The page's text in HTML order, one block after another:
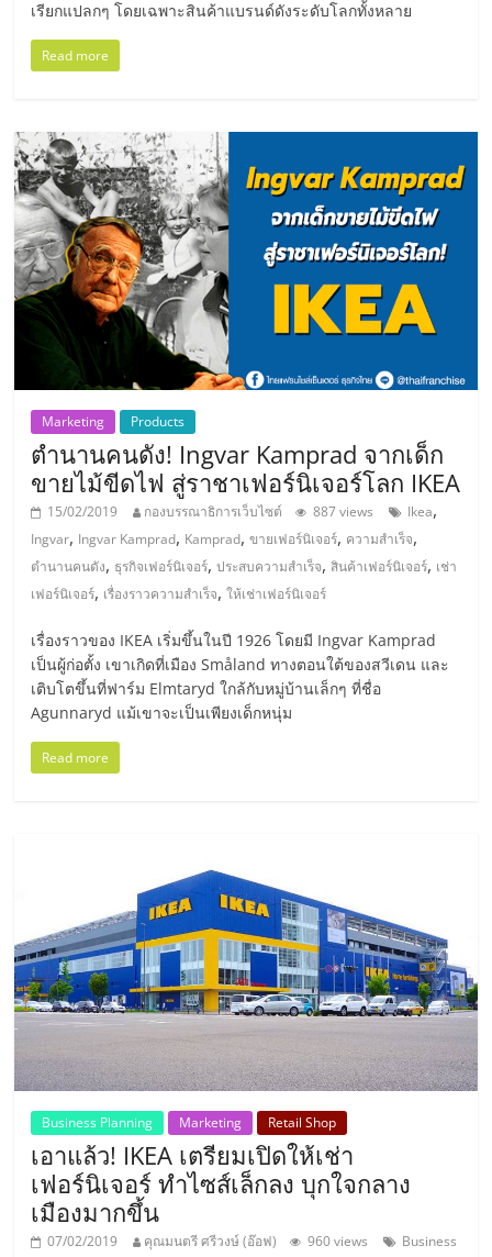
แฟ
รน
ไชส์
ขาย
แฟ
รน
ไชส์
แฟ
รน
ไชส์
ขาย
หน้า
บ้าน
คืน
ทุน
ไว,
ที่
ปรึกษา
การ
เรียกแปลกๆ โดยเฉพาะสินค้าแบรนด์ดังระดับโลกทั้งหลาย
Read more
Marketing Products
ตำนานคนดัง! Ingvar Kamprad จากเด็ก
ขายไม้ขีดไฟ สู่ราชาเฟอร์นิเจอร์โลก IKEA
15/02/2019 กองบรรณาธิการเว็บไซต์ 887 views Ikea,
Ingvar, Ingvar Kamprad, Kamprad,ขายเฟอร์นิเจอร์, ความสำเร็จ,
ตำนานคนดัง, ธุรกิจเฟอร์นิเจอร์,ประสบความสำเร็จ,สินค้าเฟอร์นิเจอร์, เช่า
เฟอร์นิเจอร์, เรื่องราวความสำเร็จ,ให้เช่าเฟอร์นิเจอร์
เรื่องราวของ IKEA เริ่มขึ้นในปี 1926 โดยมี Ingvar Kamprad
เป็นผู้ก่อตั้ง เขาเกิดที่เมือง Småland ทางตอนใต้ของสวีเดน และ
เติบโตขึ้นที่ฟาร์ม Elmtaryd ใกล้กับหมู่บ้านเล็กๆ ที่ชื่อ
Agunnaryd แม้เขาจะเป็นเพียงเด็กหนุ่ม
Read more
Business Planning Marketing Retail Shop
เอาแล้ว! IKEA เตรียมเปิดให้เช่า
เฟอร์นิเจอร์ ทำไซส์เล็กลง บุกใจกลาง
เมืองมากขึ้น
07/02/2019 คุณมนตรี ศรีวงษ์ (อ๊อฟ) 960 views Business